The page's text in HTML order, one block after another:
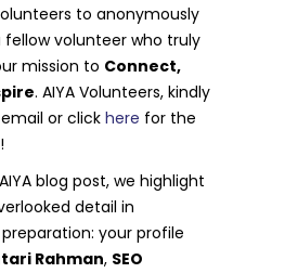
to anonymously
volunteer who truly
mission to Connect,
. AIYA Volunteers, kindly
or clickhere for the
blog post, we highlight
detail in
your profile
Rahman, SEO